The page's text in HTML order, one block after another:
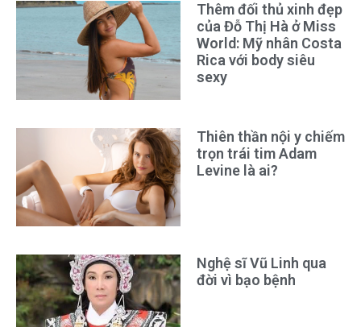
Thêm đối thủ xinh đẹp
của Đỗ Thị Hà ở Miss
World: Mỹ nhân Costa
Rica với body siêu
sexy
Thiên thần nội y chiếm
trọn trái tim Adam
Levine là ai?
Nghệ sĩ Vũ Linh qua
đời vì bạo bệnh